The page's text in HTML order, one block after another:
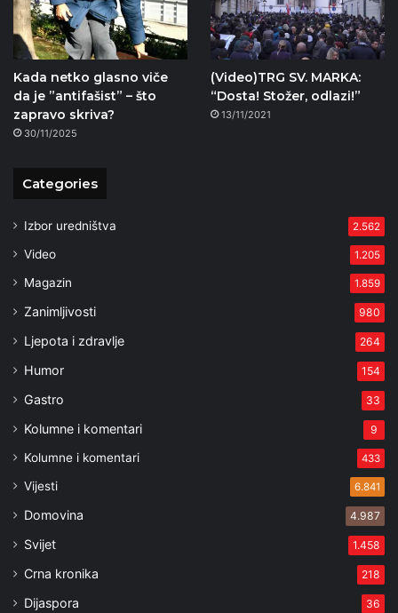
Kada netko glasno viče
da je ”antifašist” – što
zapravo skriva?
30/11/2025
(Video)TRG SV. MARKA:
“Dosta! Stožer, odlazi!”
13/11/2021
Categories
Izbor uredništva 2.562
Video 1.205
Magazin 1.859
Zanimljivosti 980
Ljepota i zdravlje 264
Humor 154
Gastro 33
Kolumne i komentari 9
Kolumne i komentari 433
Vijesti 6.841
Domovina 4.987
Svijet 1.458
Crna kronika 218
Dijaspora 36